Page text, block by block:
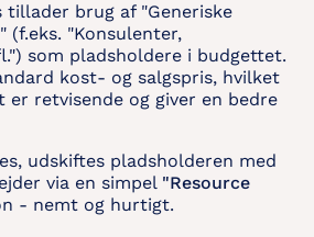
tillader brug af "Generiske
(f.eks. "Konsulenter,
som pladsholdere i budgettet.
kost- og salgspris, hvilket
er retvisende og giver en bedre
udskiftes pladsholderen med
via en simpel "Resource
- nemt og hurtigt.